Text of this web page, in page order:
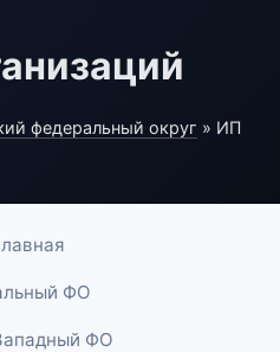
федеральный округ » ИП
ФО
ФО